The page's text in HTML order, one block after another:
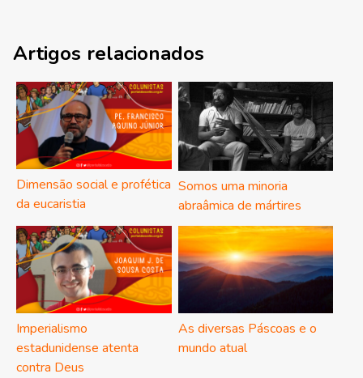
Artigos relacionados
Dimensão social e profética
da eucaristia
Somos uma minoria
abraâmica de mártires
Imperialismo
estadunidense atenta
contra Deus
As diversas Páscoas e o
mundo atual